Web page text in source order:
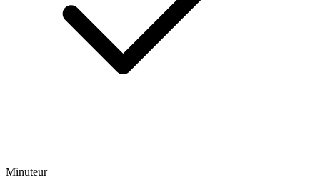
Minuteur